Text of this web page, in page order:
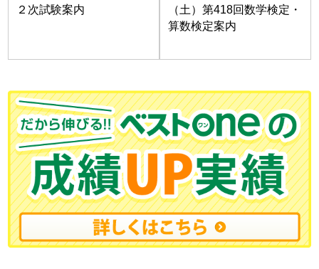
２次試験案内
（土）第418回数学検定・
算数検定案内